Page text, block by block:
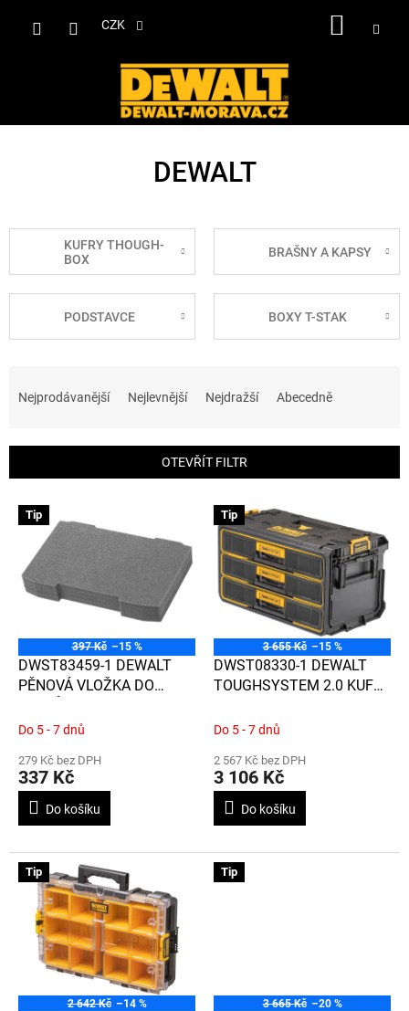
CZK
DEWALT
KUFRY THOUGH-
BOX
BRAŠNY A KAPSY
PODSTAVCE BOXY T-STAK
í
Nejprodávanější Nejlevnější Nejdražší Abecedně
OTEVŘÍT FILTR
V Tip
397 Kč –15 %
DWST83459-1 DEWALT
PĚNOVÁ VLOŽKA DO
2.0
Do 5 - 7 dnů
279 Kč bez DPH
337 Kč
Do košíku
Tip
3 655 Kč –15 %
DWST08330-1 DEWALT
TOUGHSYSTEM 2.0 KUFR
Do 5 - 7 dnů
2 567 Kč bez DPH
3 106 Kč
Do košíku
Tip
2 642 Kč –14 %
Tip
3 665 Kč –20 %